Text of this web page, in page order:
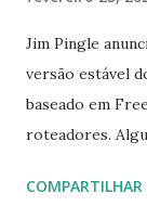
Jim Pingle
versão estável
baseado em
roteadores.
alterados nesta
COMPARTILHAR